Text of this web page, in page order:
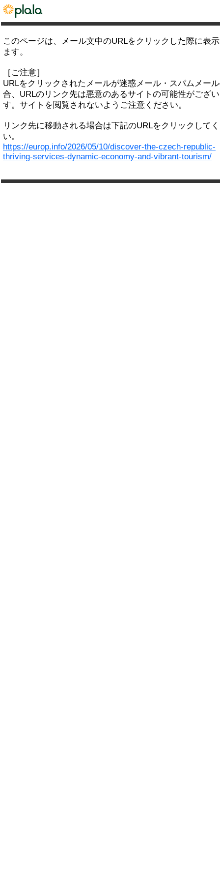
このページは、メール文中のURLをクリックした際に表
ます。
［ご注意］
URLをクリックされたメールが迷惑メール・スパムメー
合、URLのリンク先は悪意のあるサイトの可能性がござ
す。サイトを閲覧されないようご注意ください。
リンク先に移動される場合は下記のURLをクリックして
い。
https://europ.info/2026/05/10/discover-the-czech-republic-
thriving-services-dynamic-economy-and-vibrant-tourism/